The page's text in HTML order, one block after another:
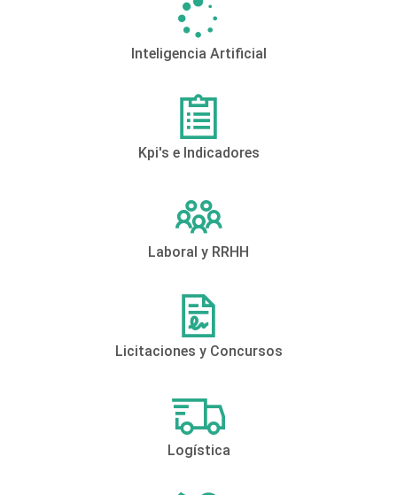
Inteligencia Artificial
Kpi's e Indicadores
Laboral y RRHH
Licitaciones y Concursos
Logística